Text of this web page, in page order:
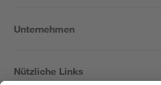
Unternehmen
Nützliche Links